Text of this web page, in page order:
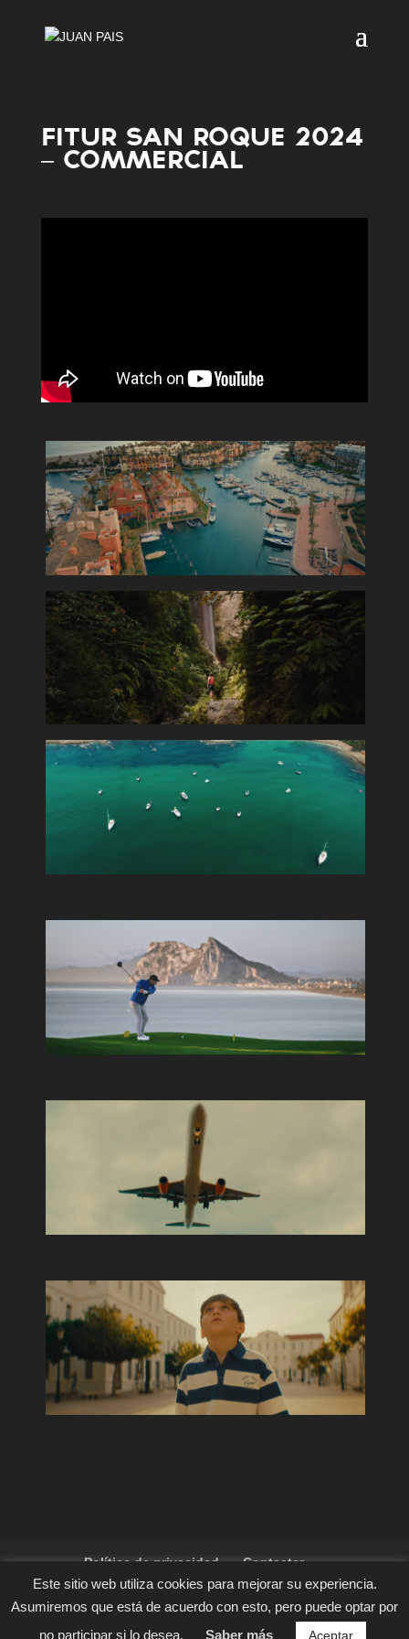
FITUR SAN ROQUE 2024
– COMMERCIAL
Política de privacidad Contactar
Diseño web
Este sitio web utiliza cookies para mejorar su experiencia.
Asumiremos que está de acuerdo con esto, pero puede optar por
no participar si lo desea.
Saber más Aceptar